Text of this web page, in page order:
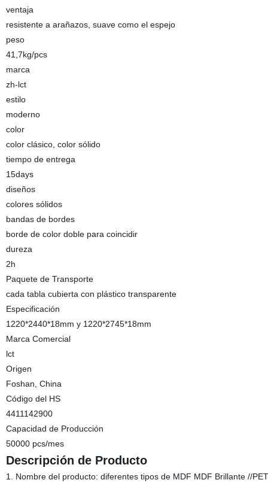
ventaja
resistente a arañazos, suave como el espejo
peso
41,7kg/pcs
marca
zh-lct
estilo
moderno
color
color clásico, color sólido
tiempo de entrega
15days
diseños
colores sólidos
bandas de bordes
borde de color doble para coincidir
dureza
2h
Paquete de Transporte
cada tabla cubierta con plástico transparente
Especificación
1220*2440*18mm y 1220*2745*18mm
Marca Comercial
lct
Origen
Foshan, China
Código del HS
4411142900
Capacidad de Producción
50000 pcs/mes
Descripción de Producto
1. Nombre del producto: diferentes tipos de MDF MDF Brillante //